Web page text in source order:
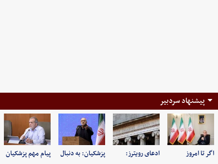
پیشنهاد سردبیر
اگر تا امروز ادعای رویترز: پزشکیان: به‌ دنبال پیام مهم پزشکیان